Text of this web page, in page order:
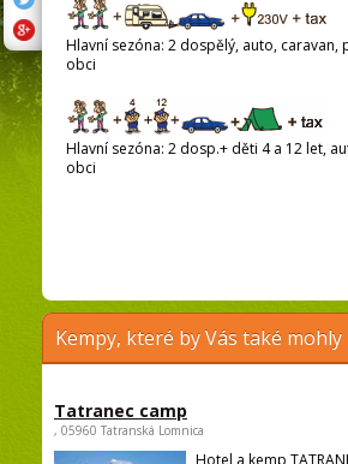
Hlavní sezóna: 2 dospělý, auto, caravan,
obci
Hlavní sezóna: 2 dosp.+ děti 4 a 12 let,
obci
Kempy, které by Vás také
Tatranec camp
, 05960 Tatranská Lomnica